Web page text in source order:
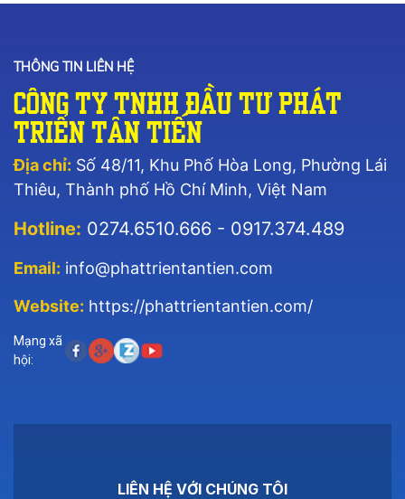
THÔNG TIN LIÊN HỆ
Công Ty TNHH Đầu Tư Phát
Triển Tân Tiến
Địa chỉ: Số 48/11, Khu Phố Hòa Long, Phường Lái
Thiêu, Thành phố Hồ Chí Minh, Việt Nam
Hotline: 0274.6510.666 - 0917.374.489
Email: info@phattrientantien.com
Website: https://phattrientantien.com/
Mạng xã
hội:
LIÊN HỆ VỚI CHÚNG TÔI